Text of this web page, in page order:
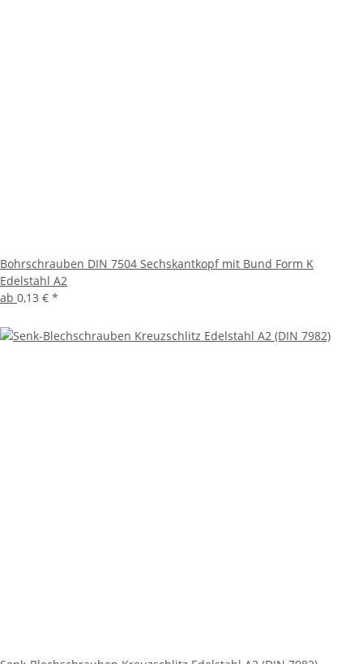
Bohrschrauben DIN 7504 Sechskantkopf mit Bund Form K
Edelstahl A2
ab 0,13 € *